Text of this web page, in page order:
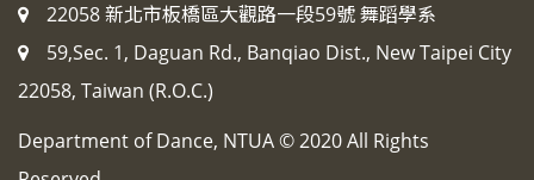
22058 新北市板橋區大觀路一段59號 舞蹈學系
59,Sec. 1, Daguan Rd., Banqiao Dist., New Taipei City
22058, Taiwan (R.O.C.)
Department of Dance, NTUA © 2020 All Rights